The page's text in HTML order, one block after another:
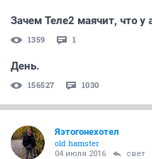
Зачем Теле2 маячит, что у
1359 1
День.
156527 1030
Яэтогонехотел
old hamster
04 июля 2016 свет